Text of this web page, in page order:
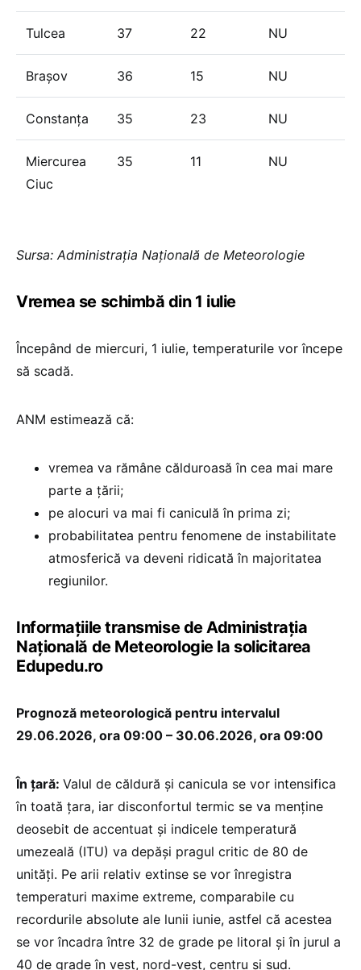
Tulcea 37 22 NU
Brașov 36 15 NU
Constanța 35 23 NU
Miercurea
Ciuc
35 11 NU
Sursa: Administrația Națională de Meteorologie
Vremea se schimbă din 1 iulie
Începând de miercuri, 1 iulie, temperaturile vor începe
să scadă.
ANM estimează că:
vremea va rămâne călduroasă în cea mai mare
parte a țării;
pe alocuri va mai fi caniculă în prima zi;
probabilitatea pentru fenomene de instabilitate
atmosferică va deveni ridicată în majoritatea
regiunilor.
Informațiile transmise de Administrația
Națională de Meteorologie la solicitarea
Edupedu.ro
Prognoză meteorologică pentru intervalul
29.06.2026, ora 09:00 – 30.06.2026, ora 09:00
În țară: Valul de căldură și canicula se vor intensifica
în toată țara, iar disconfortul termic se va menține
deosebit de accentuat și indicele temperatură
umezeală (ITU) va depăși pragul critic de 80 de
unități. Pe arii relativ extinse se vor înregistra
temperaturi maxime extreme, comparabile cu
recordurile absolute ale lunii iunie, astfel că acestea
se vor încadra între 32 de grade pe litoral și în jurul a
40 de grade în vest, nord-vest, centru și sud.